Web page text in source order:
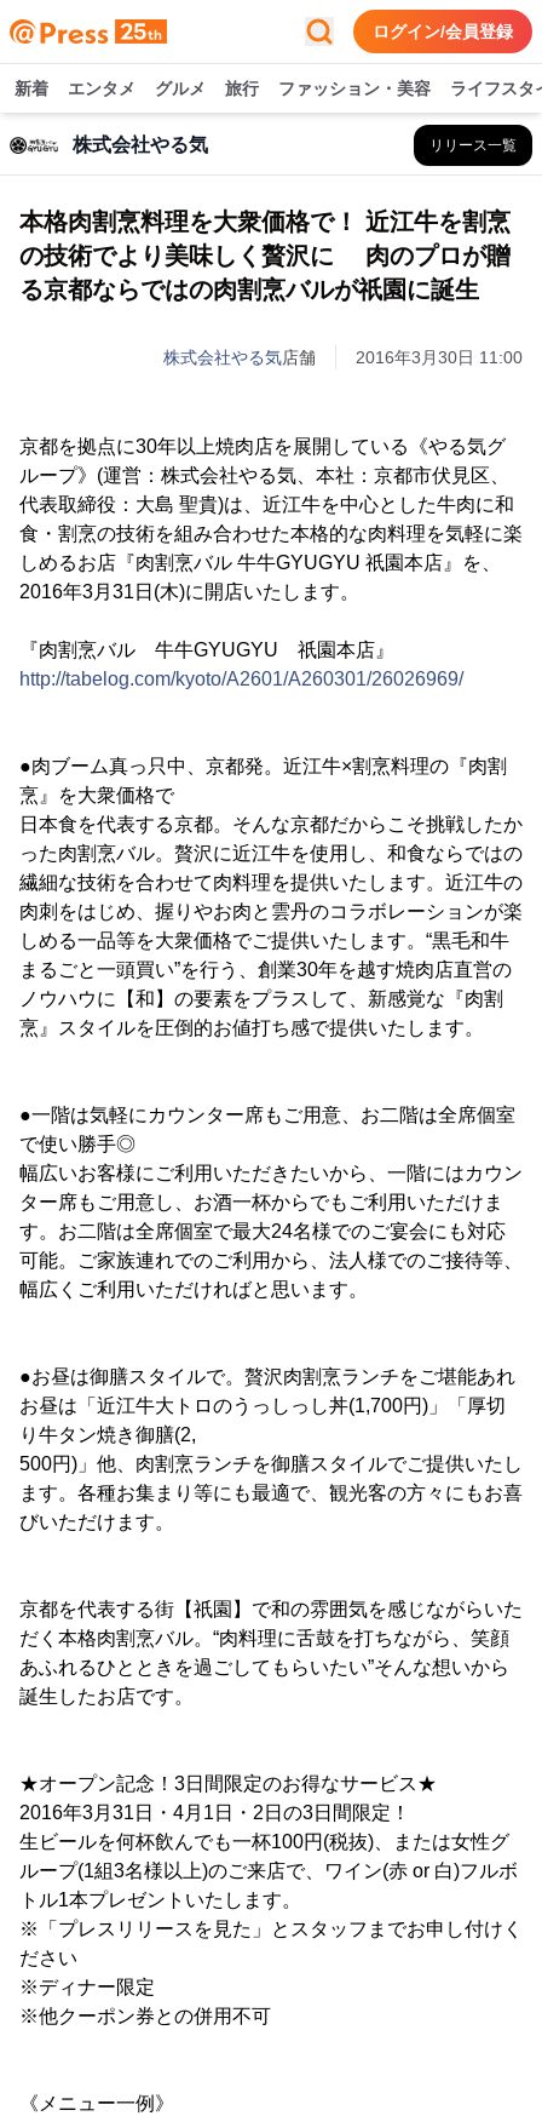
ログイン/会員登録
新着 エンタメ グルメ 旅行 ファッション・美容 ライフスタ
株式会社やる気 リリース一覧
本格肉割烹料理を大衆価格で！ 近江牛を割烹
の技術でより美味しく贅沢に 肉のプロが贈
る京都ならではの肉割烹バルが祇園に誕生
株式会社やる気店舗 2016年3月30日 11:00
京都を拠点に30年以上焼肉店を展開している《やる気グ
ループ》(運営：株式会社やる気、本社：京都市伏見区、
代表取締役：大島 聖貴)は、近江牛を中心とした牛肉に和
食・割烹の技術を組み合わせた本格的な肉料理を気軽に楽
しめるお店『肉割烹バル 牛牛GYUGYU 祇園本店』を、
2016年3月31日(木)に開店いたします。
『肉割烹バル 牛牛GYUGYU 祇園本店』
http://tabelog.com/kyoto/A2601/A260301/26026969/
●肉ブーム真っ只中、京都発。近江牛×割烹料理の『肉割
烹』を大衆価格で
日本食を代表する京都。そんな京都だからこそ挑戦したか
った肉割烹バル。贅沢に近江牛を使用し、和食ならではの
繊細な技術を合わせて肉料理を提供いたします。近江牛の
肉刺をはじめ、握りやお肉と雲丹のコラボレーションが楽
しめる一品等を大衆価格でご提供いたします。“黒毛和牛
まるごと一頭買い”を行う、創業30年を越す焼肉店直営の
ノウハウに【和】の要素をプラスして、新感覚な『肉割
烹』スタイルを圧倒的お値打ち感で提供いたします。
●一階は気軽にカウンター席もご用意、お二階は全席個室
で使い勝手◎
幅広いお客様にご利用いただきたいから、一階にはカウン
ター席もご用意し、お酒一杯からでもご利用いただけま
す。お二階は全席個室で最大24名様でのご宴会にも対応
可能。ご家族連れでのご利用から、法人様でのご接待等、
幅広くご利用いただければと思います。
●お昼は御膳スタイルで。贅沢肉割烹ランチをご堪能あれ
お昼は「近江牛大トロのうっしっし丼(1,700円)」「厚切
り牛タン焼き御膳(2,
500円)」他、肉割烹ランチを御膳スタイルでご提供いたし
ます。各種お集まり等にも最適で、観光客の方々にもお喜
びいただけます。
京都を代表する街【祇園】で和の雰囲気を感じながらいた
だく本格肉割烹バル。“肉料理に舌鼓を打ちながら、笑顔
あふれるひとときを過ごしてもらいたい”そんな想いから
誕生したお店です。
★オープン記念！3日間限定のお得なサービス★
2016年3月31日・4月1日・2日の3日間限定！
生ビールを何杯飲んでも一杯100円(税抜)、または女性グ
ループ(1組3名様以上)のご来店で、ワイン(赤 or 白)フルボ
トル1本プレゼントいたします。
※「プレスリリースを見た」とスタッフまでお申し付けく
ださい
※ディナー限定
※他クーポン券との併用不可
《メニュー一例》